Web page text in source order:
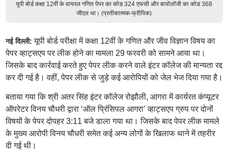
यूपी बोर्ड कक्षा 12वीं के वायरल गणित पेपर का कोड 324 एफसी और बायोलॉजी का कोड 368
जीएल था। (प्रतीकात्मक-फ्रीपिक)
नई दिल्ली: यूपी बोर्ड परीक्षा में कक्षा 12वीं के गणित और जीव विज्ञान विषय का
पेपर व्हाट्सएप पर लीक होने का मामला 29 फरवरी को सामने आया था।
जिसके बाद कार्रवाई करते हुए पेपर लीक करने वाले इंटर कॉलेज की मान्यता रद्द
कर दी गई है। वहीं, पेपर लीक से जुड़े कई आरोपियों को जेल भेज दिया गया है।
बताया गया कि श्री अतर सिंह इंटर कॉलेज रोझौली, आगरा में कार्यरत कंप्यूटर
ऑपरेटर विनय चौधरी द्वारा ‘ऑल प्रिंसिपल आगरा’ व्हाट्सएप ग्रुप पर दोनों
विषयों के पेपर दोपहर 3:11 बजे डाला गया था। जिसके बाद पेपर लीक मामले
के मुख्य आरोपी विनय चौधरी समेत कई अन्य लोगों के खिलाफ थाने में तहरीर
दी गई थी।